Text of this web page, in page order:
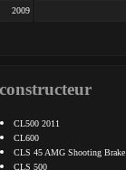
2009
CL500 2011
CL600
CLS 45 AMG Shooting Brake
CLS 500